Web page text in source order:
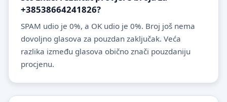
+38538664241826?
SPAM udio je 0%, a OK udio je 0%. Broj još nema
dovoljno glasova za pouzdan zaključak. Veća
razlika između glasova obično znači pouzdaniju
procjenu.